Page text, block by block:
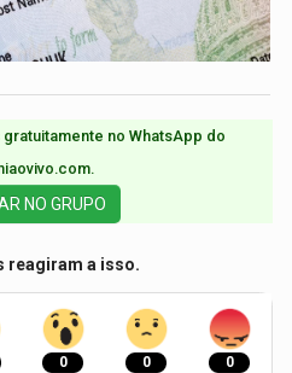
no WhatsApp do
NO GRUPO
reagiram a isso.
0 0 0